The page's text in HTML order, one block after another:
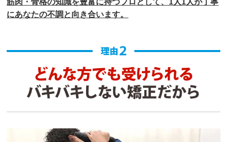
にあなたの不調と向き合います。